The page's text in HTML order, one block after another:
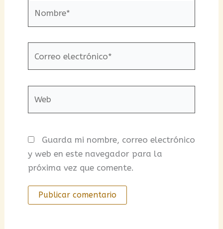
electrónico*
Guarda mi nombre, correo electrónico
y web en este navegador para la
próxima vez que comente.